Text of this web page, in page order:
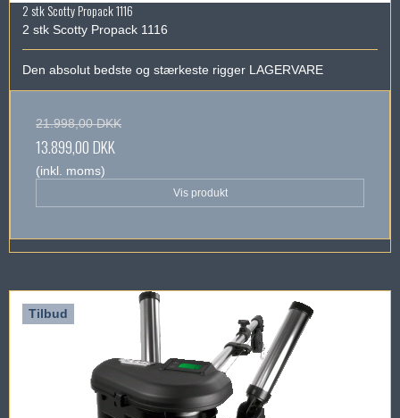
2 stk Scotty Propack 1116
2 stk Scotty Propack 1116
Den absolut bedste og stærkeste rigger LAGERVARE
21.998,00 DKK
13.899,00 DKK
(inkl. moms)
Vis produkt
Tilbud